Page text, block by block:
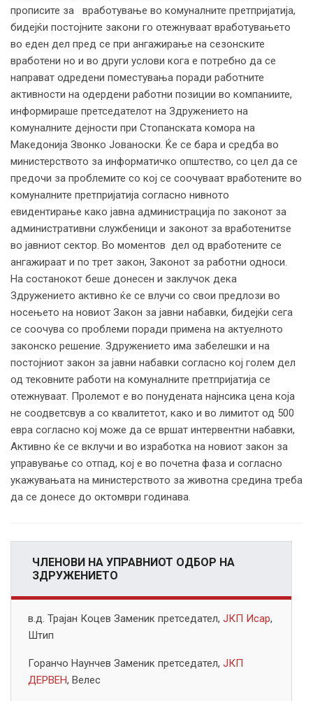
прописите за вработување во комуналните претпријатија,
бидејќи постојните закони го отежнуваат вработувањето
во еден дел пред се при ангажирање на сезонските
вработени но и во други услови кога е потребно да се
направат одредени поместувања поради работните
активности на одердени работни позиции во компаниите,
информираше претседателот на Здружението на
комуналните дејности при Стопанската комора на
Македонија Звонко Јованоски. Ќе се бара и средба во
министерството за информатичко општество, со цел да се
предочи за проблемите со кој се соочуваат вработените во
комуналните претпријатија согласно нивното
евидентирање како јавна администрација по законот за
административни службеници и законот за вработенитѕе
во јавниот сектор. Во моментов дел од вработените се
ангажираат и по трет закон, Законот за работни односи.
На состанокот беше донесен и заклучок дека
Здружението активно ќе се влучи со свои предлози во
носењето на новиот Закон за јавни набавки, бидејќи сега
се соочува со проблеми поради примена на актуелното
законско решение. Здружението има забелешки и на
постојниот закон за јавни набавки согласно кој голем дел
од тековните работи на комуналните претпријатија се
отежнуваат. Пролемот е во понудената најнсика цена која
не соодветсвув а со квалитетот, како и во лимитот од 500
евра согласно кој може да се вршат интервентни набавки,
Активно ќе се вклучи и во изработка на новиот закон за
управување со отпад, кој е во почетна фаза и согласно
укажувањата на министерството за животна средина треба
да се донесе до октомври годинава.
ЧЛЕНОВИ НА УПРАВНИОТ ОДБОР НА
ЗДРУЖЕНИЕТО
в.д. Трајан Коцев Заменик претседател, ЈКП Исар,
Штип
Горанчо Наунчев Заменик претседател, ЈКП
ДЕРВЕН, Велес